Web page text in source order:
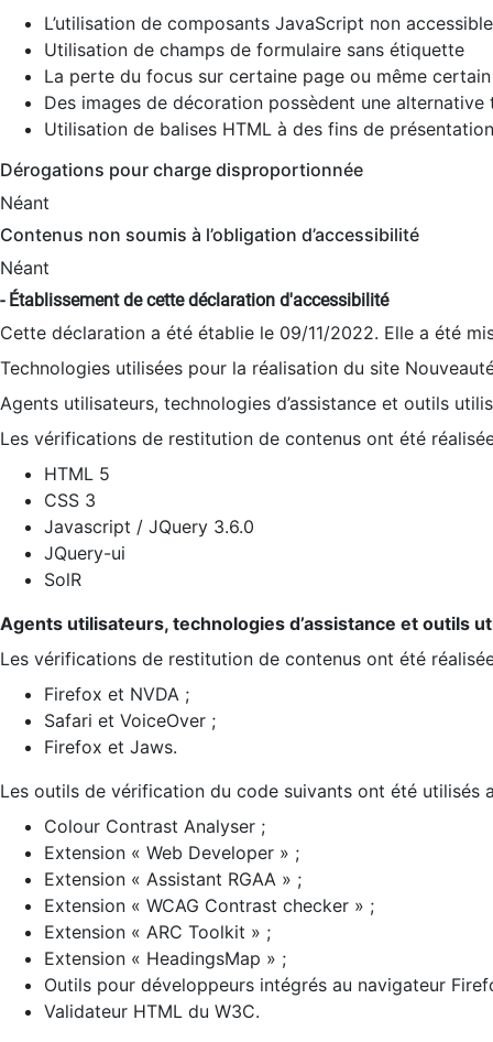
L’utilisation de composants JavaScript non
Utilisation de champs de formulaire sans étiquette
La perte du focus sur certaine page ou même
Des images de décoration possèdent une alternative
Utilisation de balises HTML à des fins de
Dérogations pour charge disproportionnée
Néant
Contenus non soumis à l’obligation d’accessibilité
Néant
- Établissement de cette déclaration d'accessibilité
Cette déclaration a été établie le 09/11/2022. Elle a été
Technologies utilisées pour la réalisation du site
Agents utilisateurs, technologies d’assistance et outils
Les vérifications de restitution de contenus ont été
HTML 5
CSS 3
Javascript / JQuery 3.6.0
JQuery-ui
SolR
Agents utilisateurs, technologies d’assistance et outils
Les vérifications de restitution de contenus ont été
Firefox et NVDA ;
Safari et VoiceOver ;
Firefox et Jaws.
Les outils de vérification du code suivants ont été utilisés
Colour Contrast Analyser ;
Extension « Web Developer » ;
Extension « Assistant RGAA » ;
Extension « WCAG Contrast checker » ;
Extension « ARC Toolkit » ;
Extension « HeadingsMap » ;
Outils pour développeurs intégrés au navigateur
Validateur HTML du W3C.